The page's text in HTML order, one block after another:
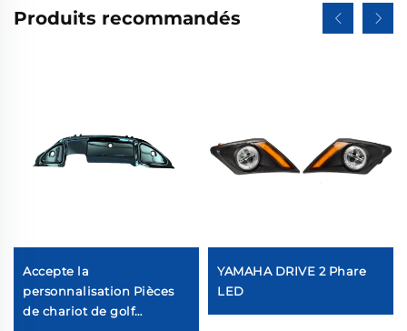
Produits recommandés
Accepte la
personnalisation Pièces
de chariot de golf
YAMAHA DRIVE 2 Phare
LED